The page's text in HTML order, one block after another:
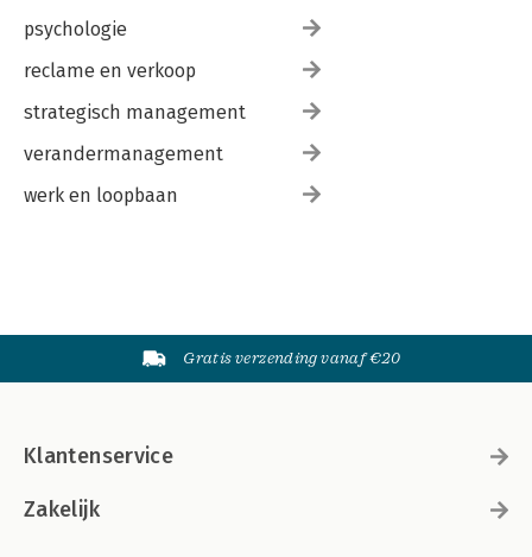
psychologie
reclame en verkoop
strategisch management
verandermanagement
werk en loopbaan
Gratis verzending vanaf €20
Klantenservice
Zakelijk